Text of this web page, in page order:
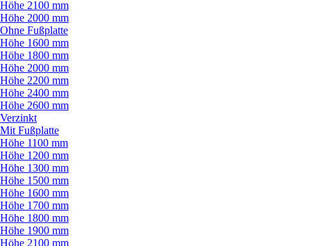
Höhe 2100 mm
Höhe 2000 mm
Ohne Fußplatte
Höhe 1600 mm
Höhe 1800 mm
Höhe 2000 mm
Höhe 2200 mm
Höhe 2400 mm
Höhe 2600 mm
Verzinkt
Mit Fußplatte
Höhe 1100 mm
Höhe 1200 mm
Höhe 1300 mm
Höhe 1500 mm
Höhe 1600 mm
Höhe 1700 mm
Höhe 1800 mm
Höhe 1900 mm
Höhe 2100 mm